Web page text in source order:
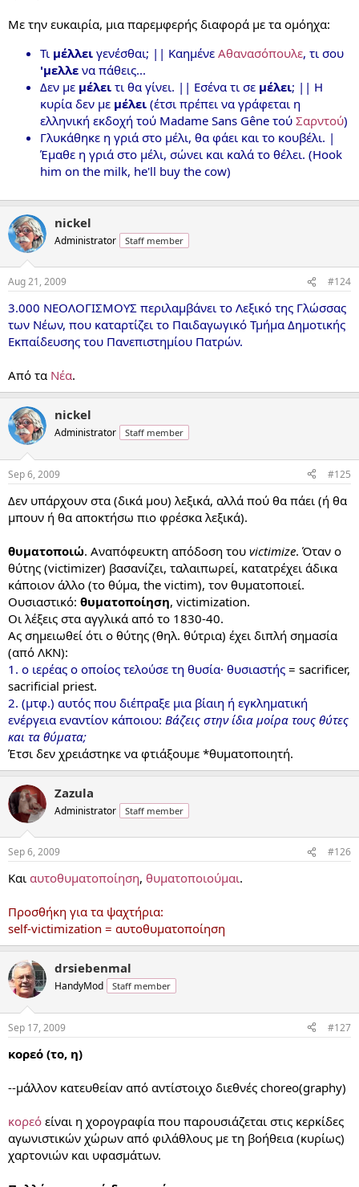
Με την ευκαιρία, μια παρεμφερής διαφορά με τα ομόηχα:
Τι μέλλει γενέσθαι; || Καημένε Αθανασόπουλε, τι σου
'μελλε να πάθεις...
Δεν με μέλει τι θα γίνει. || Εσένα τι σε μέλει; || Η
κυρία δεν με μέλει (έτσι πρέπει να γράφεται η
ελληνική εκδοχή τού Madame Sans Gêne τού Σαρντού)
Γλυκάθηκε η γριά στο μέλι, θα φάει και το κουβέλι. |
Έμαθε η γριά στο μέλι, σώνει και καλά το θέλει. (Hook
him on the milk, he'll buy the cow)
nickel
Administrator Staff member
Aug 21, 2009 #124
3.000 ΝΕΟΛΟΓΙΣΜΟΥΣ περιλαμβάνει το Λεξικό της Γλώσσας
των Νέων, που καταρτίζει το Παιδαγωγικό Τμήμα Δημοτικής
Εκπαίδευσης του Πανεπιστημίου Πατρών.
Από τα Νέα.
nickel
Administrator Staff member
Sep 6, 2009 #125
Δεν υπάρχουν στα (δικά μου) λεξικά, αλλά πού θα πάει (ή θα
μπουν ή θα αποκτήσω πιο φρέσκα λεξικά).
θυματοποιώ. Αναπόφευκτη απόδοση του victimize. Όταν ο
θύτης (victimizer) βασανίζει, ταλαιπωρεί, κατατρέχει άδικα
κάποιον άλλο (το θύμα, the victim), τον θυματοποιεί.
Ουσιαστικό: θυματοποίηση, victimization.
Οι λέξεις στα αγγλικά από το 1830-40.
Ας σημειωθεί ότι ο θύτης (θηλ. θύτρια) έχει διπλή σημασία
(από ΛΚΝ):
1. ο ιερέας ο οποίος τελούσε τη θυσία· θυσιαστής = sacrificer,
sacrificial priest.
2. (μτφ.) αυτός που διέπραξε μια βίαιη ή εγκληματική
ενέργεια εναντίον κάποιου: Βάζεις στην ίδια μοίρα τους θύτες
και τα θύματα;
Έτσι δεν χρειάστηκε να φτιάξουμε *θυματοποιητή.
Zazula
Administrator Staff member
Sep 6, 2009 #126
Και αυτοθυματοποίηση, θυματοποιούμαι.
Προσθήκη για τα ψαχτήρια:
self-victimization = αυτοθυματοποίηση
drsiebenmal
HandyMod Staff member
Sep 17, 2009 #127
κορεό (το, η)
--μάλλον κατευθείαν από αντίστοιχο διεθνές choreo(graphy)
κορεό είναι η χορογραφία που παρουσιάζεται στις κερκίδες
αγωνιστικών χώρων από φιλάθλους με τη βοήθεια (κυρίως)
χαρτονιών και υφασμάτων.